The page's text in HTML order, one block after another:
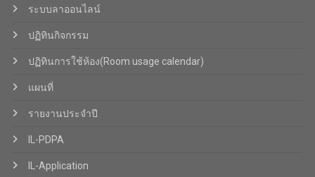
ระบบลาออนไลน์
ปฏิทินกิจกรรม
ปฏิทินการใช้ห้อง(Room usage calendar)
แผนที่
รายงานประจำปี
IL-PDPA
IL-Application